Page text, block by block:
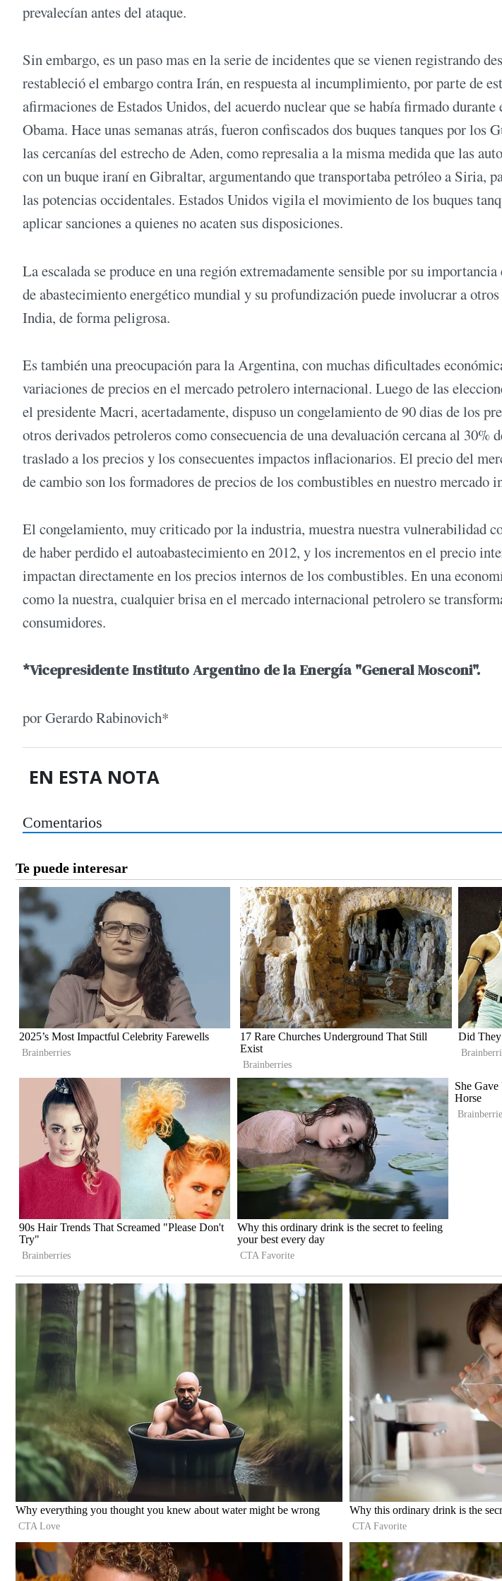
prevalecían antes del ataque.
Sin embargo, es un paso mas en la serie de incidentes que se vienen registrando
restableció el embargo contra Irán, en respuesta al incumplimiento, por parte de
afirmaciones de Estados Unidos, del acuerdo nuclear que se había firmado
Obama. Hace unas semanas atrás, fueron confiscados dos buques tanques por los
las cercanías del estrecho de Aden, como represalia a la misma medida que las
con un buque iraní en Gibraltar, argumentando que transportaba petróleo a Siria,
las potencias occidentales. Estados Unidos vigila el movimiento de los buques
aplicar sanciones a quienes no acaten sus disposiciones.
La escalada se produce en una región extremadamente sensible por su
de abastecimiento energético mundial y su profundización puede involucrar a
India, de forma peligrosa.
Es también una preocupación para la Argentina, con muchas dificultades
variaciones de precios en el mercado petrolero internacional. Luego de las
el presidente Macri, acertadamente, dispuso un congelamiento de 90 dias de los
otros derivados petroleros como consecuencia de una devaluación cercana al 30%
traslado a los precios y los consecuentes impactos inflacionarios. El precio del
de cambio son los formadores de precios de los combustibles en nuestro mercado
El congelamiento, muy criticado por la industria, muestra nuestra vulnerabilidad
de haber perdido el autoabastecimiento en 2012, y los incrementos en el precio
impactan directamente en los precios internos de los combustibles. En una
como la nuestra, cualquier brisa en el mercado internacional petrolero se
consumidores.
*Vicepresidente Instituto Argentino de la Energía "General Mosconi".
por Gerardo Rabinovich*
EN ESTA NOTA
Comentarios